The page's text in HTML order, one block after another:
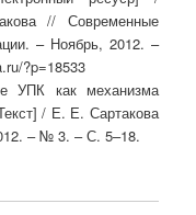
// Современные
– Ноябрь, 2012. –
?p=18533
УПК как механизма
/ Е. Е. Сартакова
– № 3. – С. 5–18.